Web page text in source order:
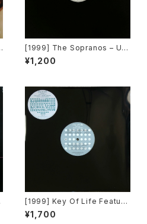
[1999] The Sopranos – Unt
itled [Muggsy Records]
¥1,200
[1999] Key Of Life Featuri
ng Alison Limerick – This L
ove / Tender Illusion [Vict
¥1,700